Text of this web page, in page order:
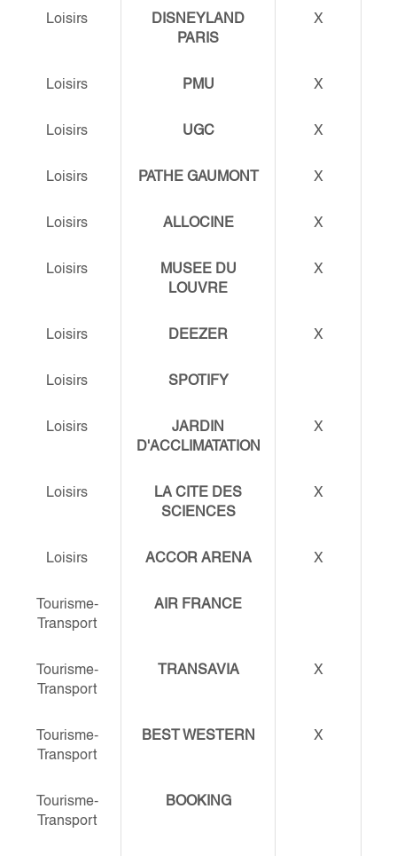
Loisirs
DISNEYLAND
PARIS
X
Loisirs PMU X
Loisirs UGC X
Loisirs PATHE GAUMONT X
Loisirs ALLOCINE X
Loisirs
MUSEE DU
LOUVRE
X
Loisirs DEEZER X
Loisirs SPOTIFY
Loisirs
JARDIN
D'ACCLIMATATION
X
Loisirs
LA CITE DES
SCIENCES
X
Loisirs ACCOR ARENA X
Tourisme-
Transport
AIR FRANCE
Tourisme-
Transport
TRANSAVIA X
Tourisme-
Transport
BEST WESTERN X
Tourisme-
Transport
BOOKING